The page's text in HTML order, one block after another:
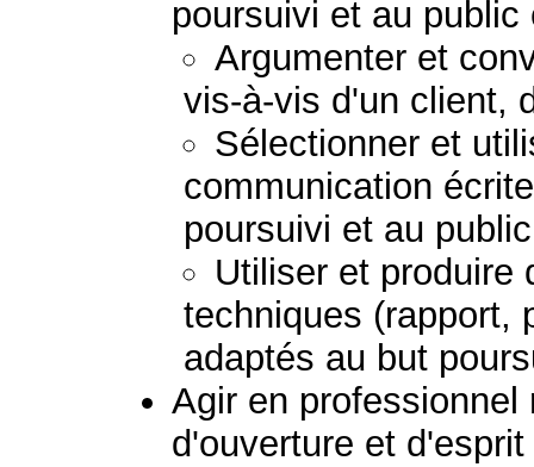
poursuivi et au public
Argumenter et
vis-à-vis d'un client,
Sélectionner et
communication
poursuivi et au
Utiliser et produire
techniques (rapport,
adaptés au but
Agir en
d'ouverture et